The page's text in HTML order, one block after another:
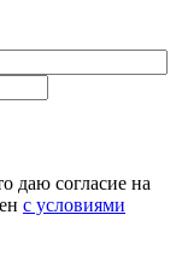
даю согласие на
с условиями